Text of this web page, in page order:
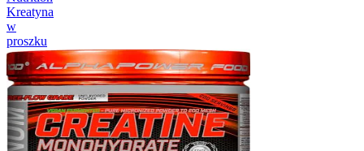
Kreatyna
w
proszku